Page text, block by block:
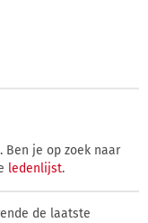
Ben je op zoek naar
ledenlijst.
de laatste